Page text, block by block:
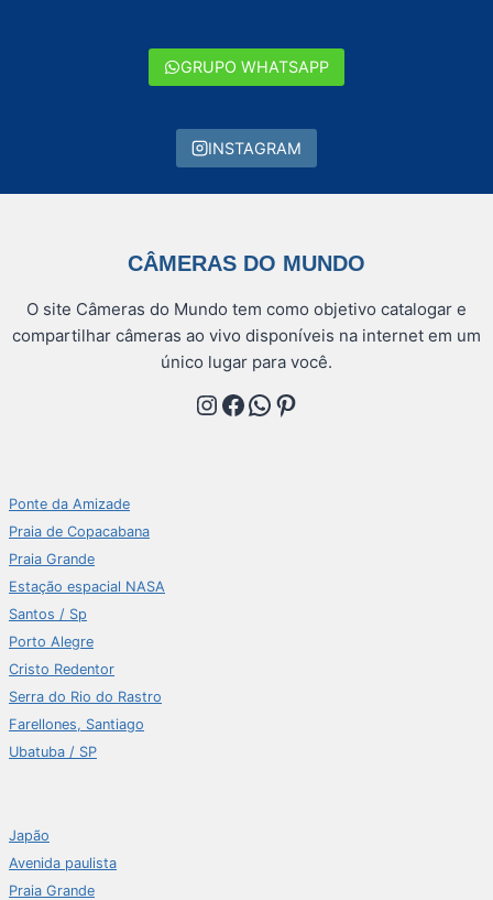
GRUPO WHATSAPP
INSTAGRAM
CÂMERAS DO MUNDO
O site Câmeras do Mundo tem como objetivo catalogar e
compartilhar câmeras ao vivo disponíveis na internet em um
único lugar para você.
Instagram
Facebook
WhatsApp
Pinterest
Ponte da Amizade
Praia de Copacabana
Praia Grande
Estação espacial NASA
Santos / Sp
Porto Alegre
Cristo Redentor
Serra do Rio do Rastro
Farellones, Santiago
Ubatuba / SP
Japão
Avenida paulista
Praia Grande